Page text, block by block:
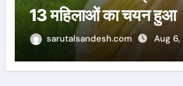
पुरस्कार के लिय चयन
sarutalsandesh.com Aug